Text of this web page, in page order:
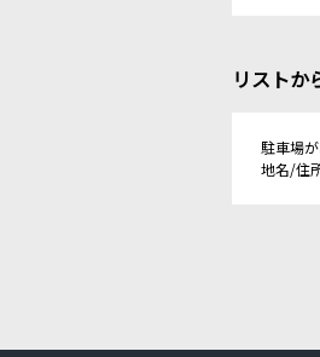
リストか
駐車場が
地名/住